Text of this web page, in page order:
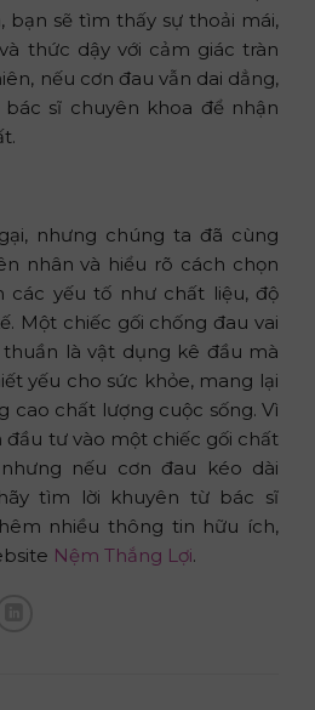
bạn sẽ tìm thấy sự thoải mái,
thức dậy với cảm giác tràn
nếu cơn đau vẫn dai dẳng,
sĩ chuyên khoa để nhận
nhưng chúng ta đã cùng
nhân và hiểu rõ cách chọn
các yếu tố như chất liệu, độ
Một chiếc gối chống đau vai
là vật dụng kê đầu mà
yếu cho sức khỏe, mang lại
cao chất lượng cuộc sống. Vì
tư vào một chiếc gối chất
nếu cơn đau kéo dài
tìm lời khuyên từ bác sĩ
nhiều thông tin hữu ích,
Nệm Thắng Lợi.